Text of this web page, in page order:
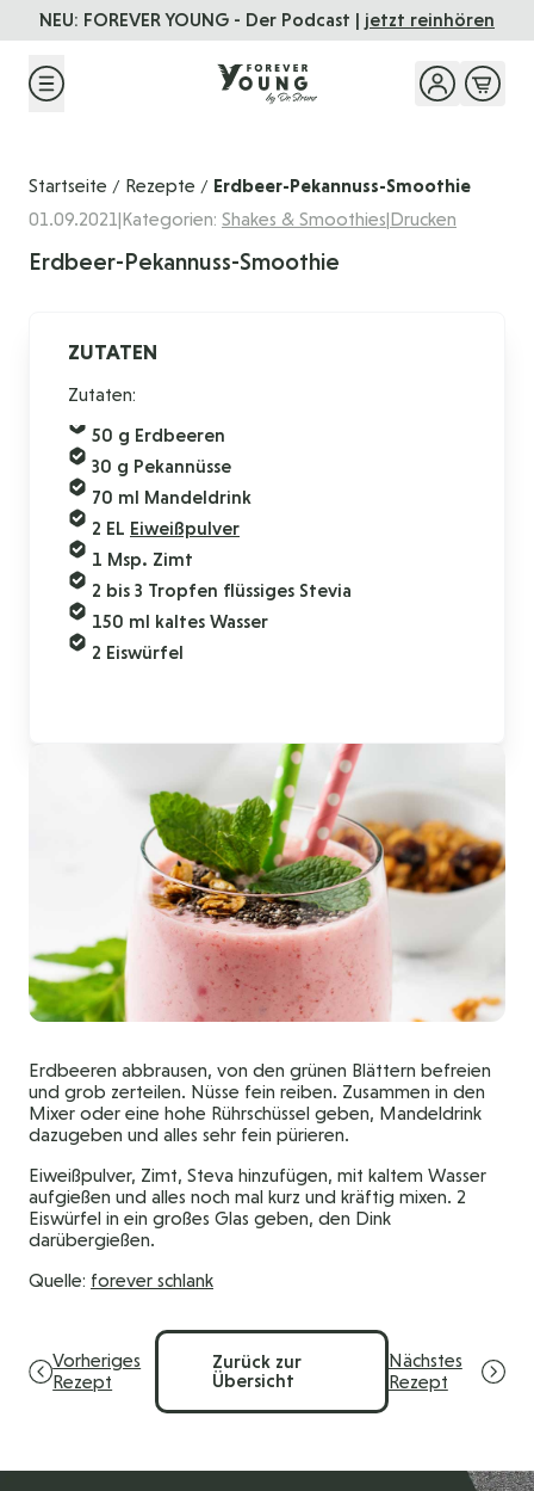
Direkt zum Inhalt
NEU: FOREVER YOUNG - Der Podcast | jetzt reinhören
Startseite / Rezepte / Erdbeer-Pekannuss-Smoothie
01.09.2021|Kategorien: Shakes & Smoothies|Drucken
Erdbeer-Pekannuss-Smoothie
ZUTATEN
Zutaten:
50 g Erdbeeren
30 g Pekannüsse
70 ml Mandeldrink
2 EL Eiweißpulver
1 Msp. Zimt
2 bis 3 Tropfen flüssiges Stevia
150 ml kaltes Wasser
2 Eiswürfel
Erdbeeren abbrausen, von den grünen Blättern befreien
und grob zerteilen. Nüsse fein reiben. Zusammen in den
Mixer oder eine hohe Rührschüssel geben, Mandeldrink
dazugeben und alles sehr fein pürieren.
Eiweißpulver, Zimt, Steva hinzufügen, mit kaltem Wasser
aufgießen und alles noch mal kurz und kräftig mixen. 2
Eiswürfel in ein großes Glas geben, den Dink
darübergießen.
Quelle: forever schlank
Vorheriges
Rezept
Zurück zur
Übersicht
Nächstes
Rezept